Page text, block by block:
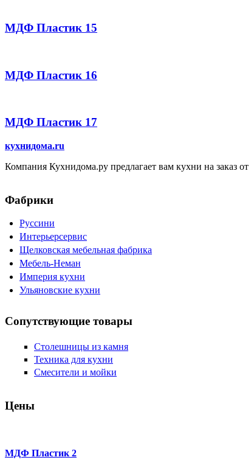
МДФ Пластик 15
МДФ Пластик 16
МДФ Пластик 17
кухнидома.ru
Компания Кухнидома.ру предлагает вам кухни на заказ
Фабрики
Руссини
Интерьерсервис
Щелковская мебельная фабрика
Мебель-Неман
Империя кухни
Ульяновские кухни
Сопутствующие товары
Столешницы из камня
Техника для кухни
Смесители и мойки
Цены
МДФ Пластик 2